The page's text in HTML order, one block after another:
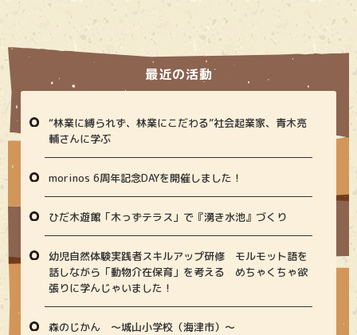
最近の活動
“林業に縛られず、林業にこだわる”社会起業家、青木亮
輔さんに学ぶ
morinos 6周年記念DAYを開催しました！
ひだ木遊館「木っずテラス」で『湧き水池』づくり
幼児自然体験実践者スキルアップ研修 モルモット語を
話しながら「動物介在保育」を考える めちゃくちゃ欲
張りに学んじゃいました！
森のじかん 〜城山小学校（海津市）〜